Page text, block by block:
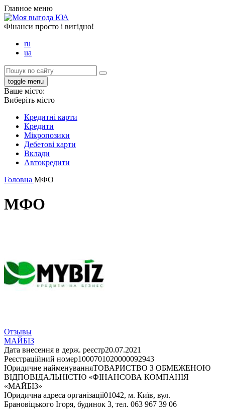
Главное меню
Фінанси просто і вигідно!
ru
ua
toggle menu
Ваше місто:
Виберіть місто
Кредитні карти
Кредити
Мікропозики
Дебетові карти
Вклади
Автокредити
Головна МФО
МФО
Отзывы
МАЙБІЗ
Дата внесення в держ. реєстр20.07.2021
Реєстраційний номер1000701020000092943
Юридичне найменуванняТОВАРИСТВО З ОБМЕЖЕНОЮ
ВІДПОВІДАЛЬНІСТЮ «ФІНАНСОВА КОМПАНІЯ
«МАЙБІЗ»
Юридична адреса організації01042, м. Київ, вул.
Брановіцького Ігоря, будинок 3, тел. 063 967 39 06